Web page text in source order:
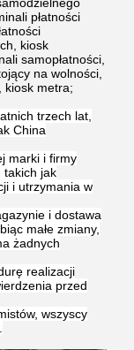
płatności
kiosk
samopłatności,
na wolności,
kiosk metra;
trzech lat,
China
marki i firmy
takich jak
i utrzymania w
i dostawa
małe zmiany,
żadnych
realizacji
przed
wszyscy